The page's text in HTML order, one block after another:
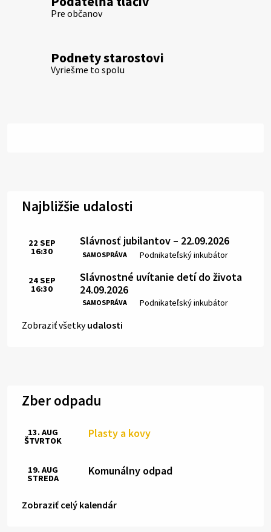
Pre občanov
Podnety starostovi
Vyriešme to spolu
Najbližšie udalosti
Slávnosť jubilantov – 22.09.2026
SAMOSPRÁVA Miesto:
Podnikateľský inkubátor
Čas:
22 SEP
16:30
Slávnostné uvítanie detí do života
24.09.2026
SAMOSPRÁVA Miesto:
Podnikateľský inkubátor
Čas:
24SEP
16:30
Zobraziť všetkyudalosti
Zber odpadu
Plasty a kovy
13. AUG
ŠTVRTOK
Komunálny odpad
19. AUG
STREDA
Zobraziť celý kalendár